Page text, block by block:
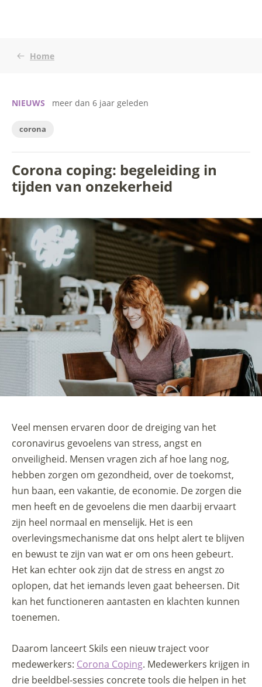
Home
NIEUWS meer dan 6 jaar geleden
corona
Corona coping: begeleiding in
tijden van onzekerheid
Veel mensen ervaren door de dreiging van het
coronavirus gevoelens van stress, angst en
onveiligheid. Mensen vragen zich af hoe lang nog,
hebben zorgen om gezondheid, over de toekomst,
hun baan, een vakantie, de economie. De zorgen die
men heeft en de gevoelens die men daarbij ervaart
zijn heel normaal en menselijk. Het is een
overlevingsmechanisme dat ons helpt alert te blijven
en bewust te zijn van wat er om ons heen gebeurt.
Het kan echter ook zijn dat de stress en angst zo
oplopen, dat het iemands leven gaat beheersen. Dit
kan het functioneren aantasten en klachten kunnen
toenemen.
Daarom lanceert Skils een nieuw traject voor
medewerkers: Corona Coping. Medewerkers krijgen in
drie beeldbel-sessies concrete tools die helpen in het